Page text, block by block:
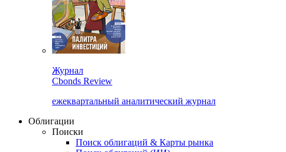
Журнал
Cbonds Review
ежеквартальный аналитический журнал